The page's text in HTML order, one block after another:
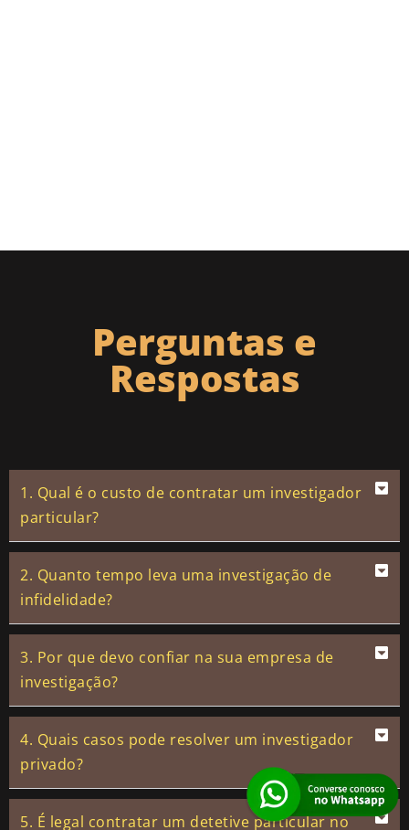
Perguntas e
Respostas
1. Qual é o custo de contratar um investigador
particular?
2. Quanto tempo leva uma investigação de
infidelidade?
3. Por que devo confiar na sua empresa de
investigação?
4. Quais casos pode resolver um investigador
privado?
5. É legal contratar um detetive particular no